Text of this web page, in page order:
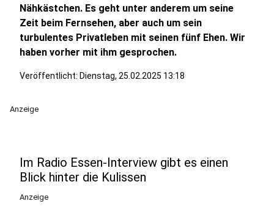
Nähkästchen. Es geht unter anderem um seine
Zeit beim Fernsehen, aber auch um sein
turbulentes Privatleben mit seinen fünf Ehen. Wir
haben vorher mit ihm gesprochen.
Veröffentlicht: Dienstag, 25.02.2025 13:18
Anzeige
Im Radio Essen-Interview gibt es einen
Blick hinter die Kulissen
Anzeige